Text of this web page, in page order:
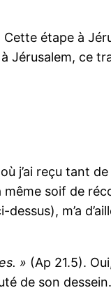
étape à
Jérusalem, ce
où j’ai reçu tant
même soif de
m’a
» (Ap 21.5).
de son dessein.